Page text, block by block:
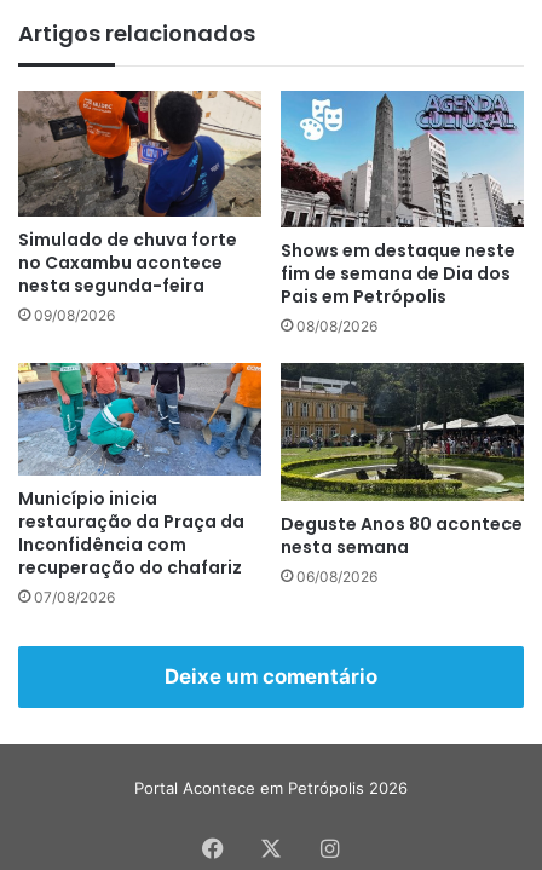
Artigos relacionados
Simulado de chuva forte
no Caxambu acontece
nesta segunda-feira
09/08/2026
Shows em destaque neste
fim de semana de Dia dos
Pais em Petrópolis
08/08/2026
Município inicia
restauração da Praça da
Inconfidência com
recuperação do chafariz
07/08/2026
Deguste Anos 80 acontece
nesta semana
06/08/2026
Deixe um comentário
Portal Acontece em Petrópolis 2026
Facebook Instagram